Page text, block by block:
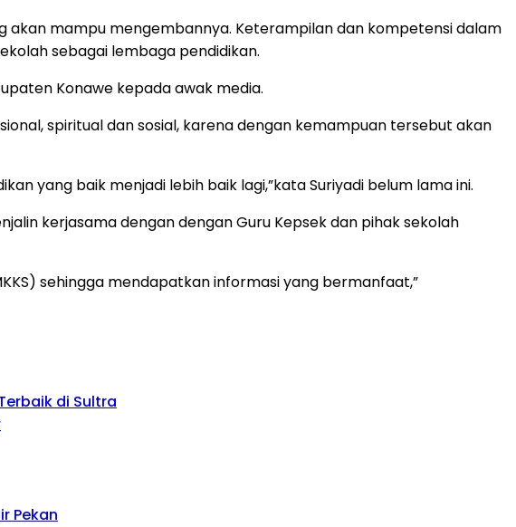
mampu mengembannya. Keterampilan dan kompetensi dalam
sebagai lembaga pendidikan.
Konawe kepada awak media.
spiritual dan sosial, karena dengan kemampuan tersebut akan
yang baik menjadi lebih baik lagi,”kata Suriyadi belum lama ini.
kerjasama dengan dengan Guru Kepsek dan pihak sekolah
sehingga mendapatkan informasi yang bermanfaat,”
di Sultra
Pekan